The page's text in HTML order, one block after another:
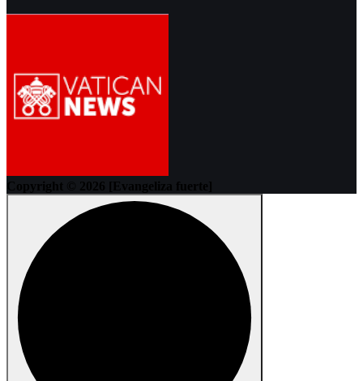
Copyright © 2026 [Evangeliza fuerte]